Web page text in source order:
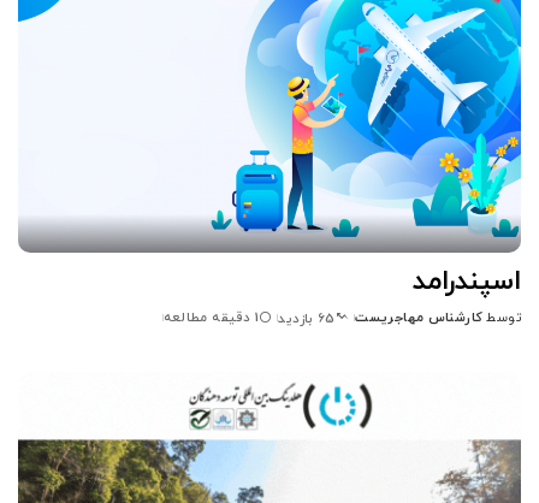
اسپندرامد
ارسال
توسط کارشناس مهاجریست 65 بازدید 1 دقیقه مطالعه